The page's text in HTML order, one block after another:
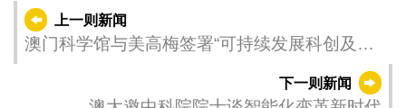
上一则新闻
澳门科学馆与美高梅签署“可持续发展科创及绿
下一则新闻